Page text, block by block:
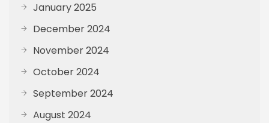
January 2025
December 2024
November 2024
October 2024
September 2024
August 2024